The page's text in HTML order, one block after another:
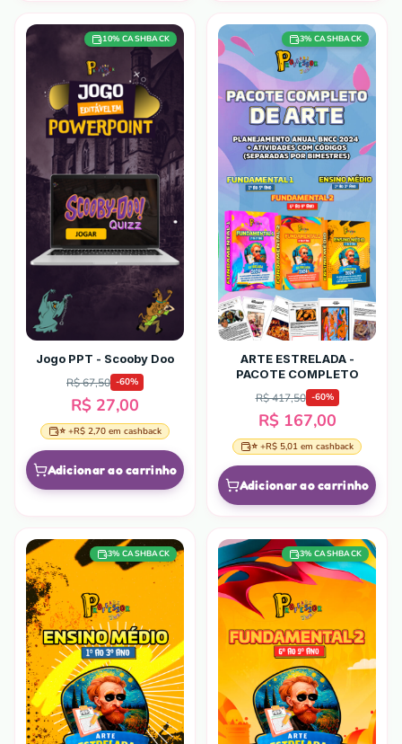
10% CASHBACK
Jogo PPT - Scooby Doo
R$ 67,50 -60%
R$ 27,00
⭐ +R$ 2,70 em cashback
Adicionar ao carrinho
3% CASHBACK
ARTE ESTRELADA -
PACOTE COMPLETO
R$ 417,50 -60%
R$ 167,00
⭐ +R$ 5,01 em cashback
Adicionar ao carrinho
3% CASHBACK 3% CASHBACK